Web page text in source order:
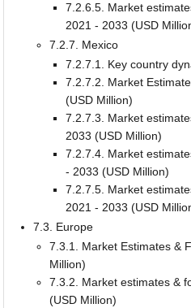
7.2.6.5. Market
2021 - 2033 (USD
7.2.7. Mexico
7.2.7.1. Key country
7.2.7.2. Market
(USD Million)
7.2.7.3. Market
2033 (USD Million)
7.2.7.4. Market
- 2033 (USD Million)
7.2.7.5. Market
2021 - 2033 (USD
7.3. Europe
7.3.1. Market Estimates &
Million)
7.3.2. Market estimates &
(USD Million)